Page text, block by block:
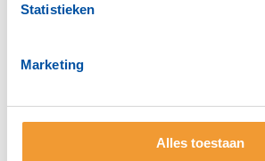
Statistieken
Marketing
Alles toestaan